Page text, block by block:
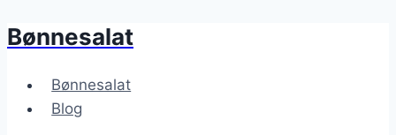
Fortsæt
indhold
Bønnesalat
Bønnesalat
Blog